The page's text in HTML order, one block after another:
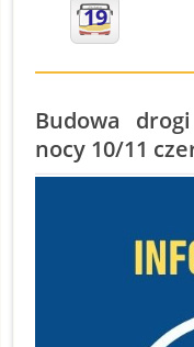
19
Budowa
nocy 10/11